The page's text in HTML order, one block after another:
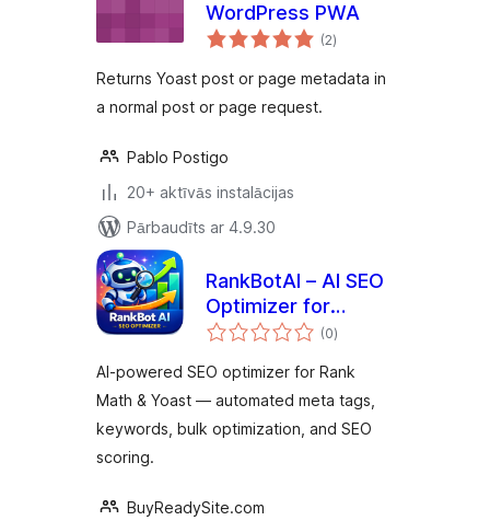
WordPress PWA
(2vērtējumu
kopsumma
)
Returns Yoast post or page metadata in
a normal post or page request.
Pablo Postigo
20+ aktīvās instalācijas
Pārbaudīts ar 4.9.30
RankBotAI – AI SEO
Optimizer for
RankMath & Yoast
(0vērtējumu
kopsumma
)
AI-powered SEO optimizer for Rank
Math & Yoast — automated meta tags,
keywords, bulk optimization, and SEO
scoring.
BuyReadySite.com